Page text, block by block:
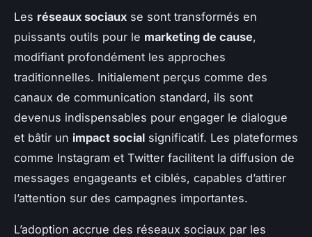
Les réseaux sociaux se sont transformés en
puissants outils pour le marketing de cause,
modifiant profondément les approches
traditionnelles. Initialement perçus comme des
canaux de communication standard, ils sont
devenus indispensables pour engager le dialogue
et bâtir un impact social significatif. Les plateformes
comme Instagram et Twitter facilitent la diffusion de
messages engageants et ciblés, capables d’attirer
l’attention sur des campagnes importantes.
L’adoption accrue des réseaux sociaux par les